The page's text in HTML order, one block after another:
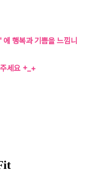
행복과 기쁨을 느낌니
세요 +_+